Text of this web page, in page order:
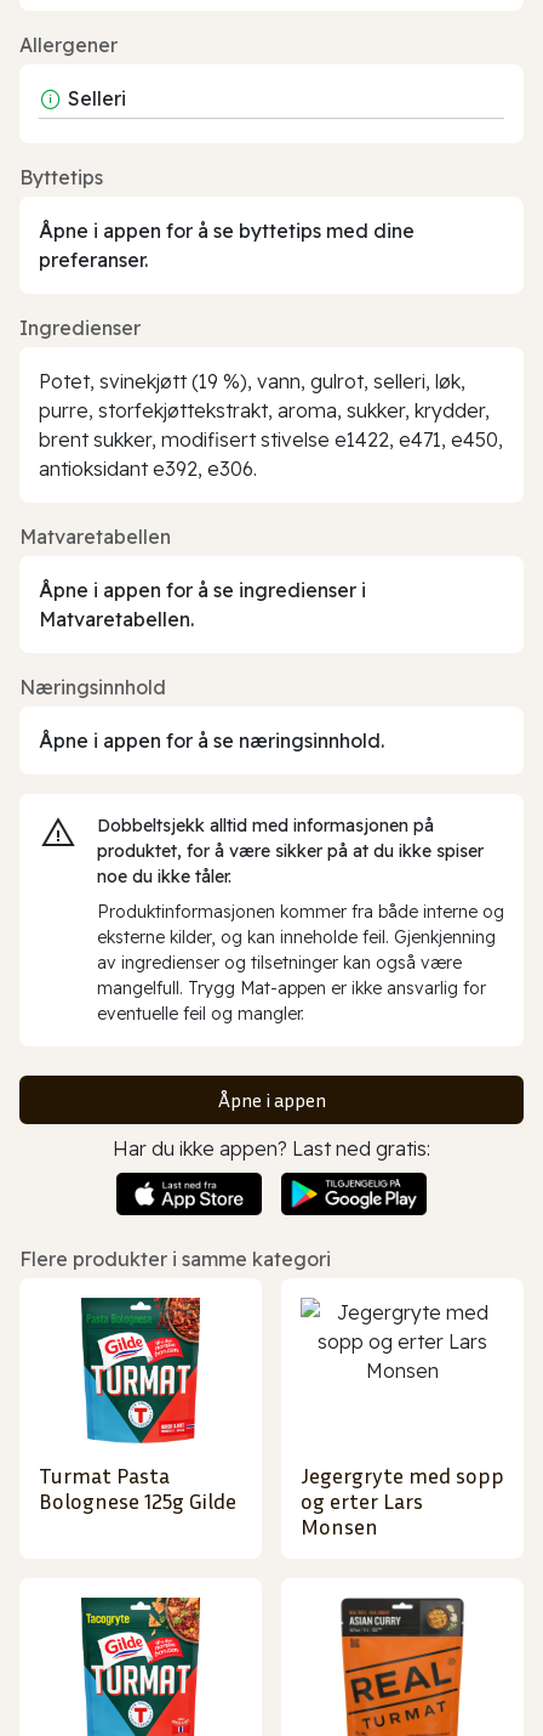
Allergener
Selleri
Byttetips
Åpne i appen for å se byttetips med dine
preferanser.
Ingredienser
Potet, svinekjøtt (19 %), vann, gulrot, selleri, løk,
purre, storfekjøttekstrakt, aroma, sukker, krydder,
brent sukker, modifisert stivelse e1422, e471, e450,
antioksidant e392, e306.
Matvaretabellen
Åpne i appen for å se ingredienser i
Matvaretabellen.
Næringsinnhold
Åpne i appen for å se næringsinnhold.
Dobbeltsjekk alltid med informasjonen på
produktet, for å være sikker på at du ikke spiser
noe du ikke tåler.
Produktinformasjonen kommer fra både interne og
eksterne kilder, og kan inneholde feil. Gjenkjenning
av ingredienser og tilsetninger kan også være
mangelfull. Trygg Mat-appen er ikke ansvarlig for
eventuelle feil og mangler.
Åpne i appen
Har du ikke appen? Last ned gratis:
Flere produkter i samme kategori
Turmat Pasta
Bolognese 125g Gilde
Jegergryte med sopp
og erter Lars
Monsen